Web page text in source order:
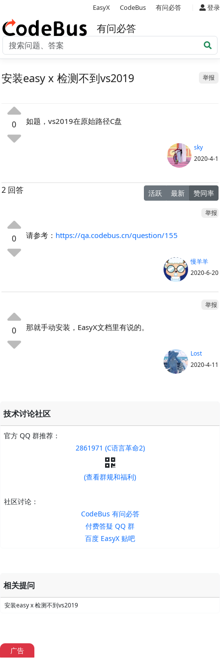
EasyX CodeBus 有问必答 登录
有问必答
举报
安装easy x 检测不到vs2019
0 如题，vs2019在原始路径C盘
sky
2020-4-1
2 回答 活跃 最新 赞同率
举报
0 请参考： https://qa.codebus.cn/question/155
慢羊羊
2020-6-20
举报
0 那就手动安装，EasyX文档里有说的。
Lost
2020-4-11
技术讨论社区
官方 QQ 群推荐：
2861971 (C语言革命2)
(查看群规和福利)
社区讨论：
CodeBus 有问必答
付费答疑 QQ 群
百度 EasyX 贴吧
相关提问
安装easy x 检测不到vs2019
广告